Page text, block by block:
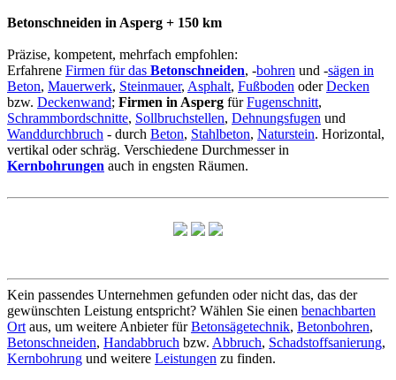
Betonschneiden in Asperg + 150 km
Präzise, kompetent, mehrfach empfohlen:
Erfahrene Firmen für das Betonschneiden, -bohren und -sägen in
Beton, Mauerwerk, Steinmauer, Asphalt, Fußboden oderDecken
bzw. Deckenwand; Firmen in Asperg fürFugenschnitt,
Schrammbordschnitte, Sollbruchstellen, Dehnungsfugen und
Wanddurchbruch - durch Beton, Stahlbeton, Naturstein. Horizontal,
vertikal oder schräg. Verschiedene Durchmesser in
Kernbohrungen auch in engsten Räumen.
Kein passendes Unternehmen gefunden oder nicht das, das der
gewünschten Leistung entspricht? Wählen Sie einen benachbarten
Ort aus, um weitere Anbieter fürBetonsägetechnik, Betonbohren,
Betonschneiden, Handabbruch bzw. Abbruch, Schadstoffsanierung,
Kernbohrung und weitere Leistungen zu finden.